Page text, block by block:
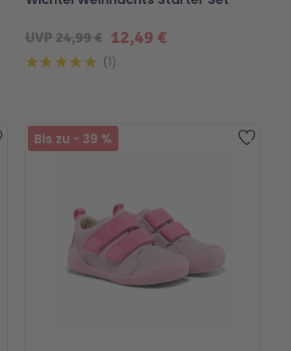
12,49 €
UVP 24,99 €
1
Zur Wunschliste hinzufügen Zur
Bis zu - 39 %